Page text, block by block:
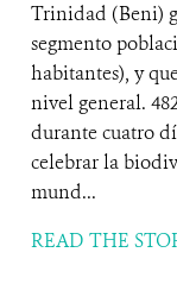
Trinidad (Beni)
segmento
habitantes), y
nivel general.
durante cuatro
celebrar la
mund...
READ THE